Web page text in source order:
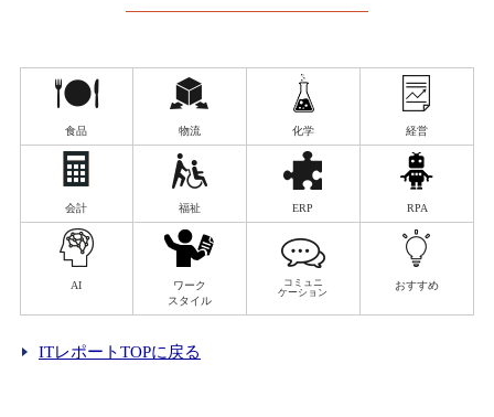
食品 物流 化学 経営
会計 福祉 ERP RPA
AI
ワーク
スタイル
コミュニ
ケーション
おすすめ
ITレポートTOPに戻る